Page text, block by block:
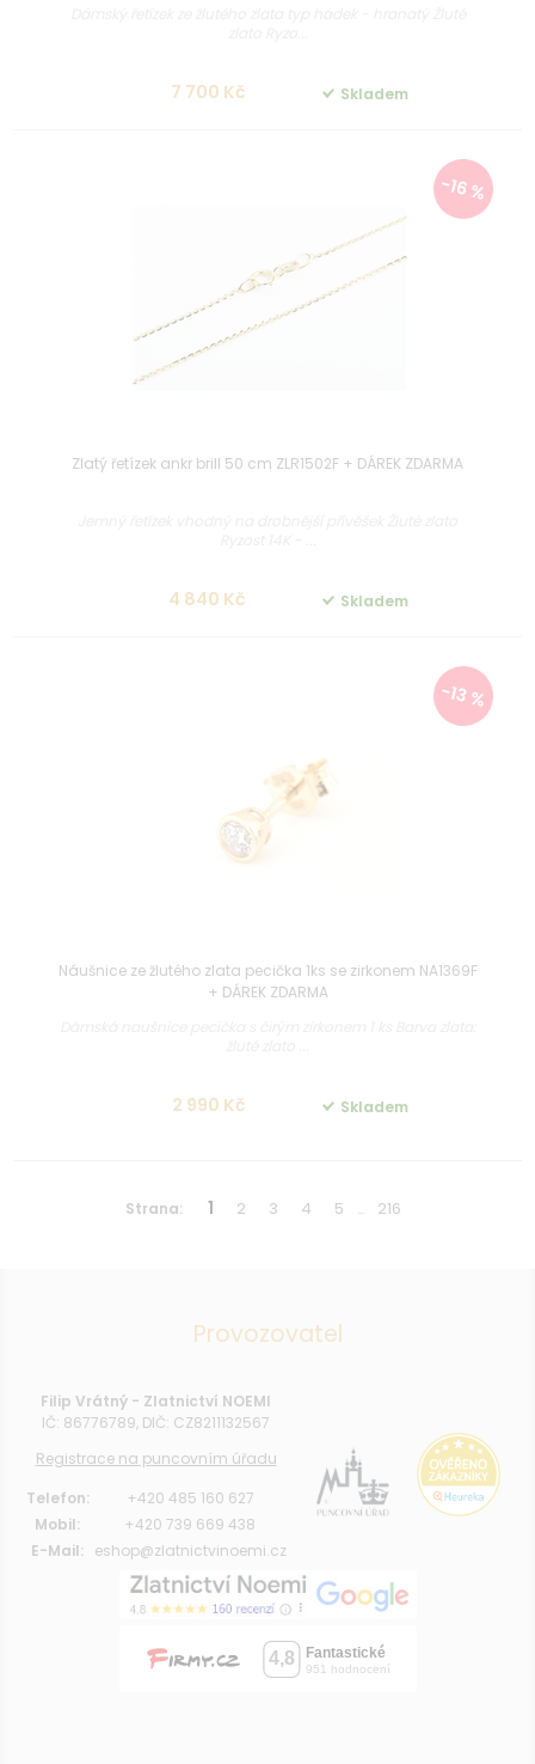
7 700 Kč Skladem
-16 %
Zlatý řetízek ankr brill 50 cm ZLR1502F + DÁREK ZDARMA
4 840 Kč Skladem
-13 %
Náušnice ze žlutého zlata pecička 1ks se zirkonem NA1369F
+ DÁREK ZDARMA
2 990 Kč Skladem
Strana: 1 2 3 4 5 … 216
Provozovatel
Filip Vrátný - Zlatnictví NOEMI
IČ: 86776789, DIČ: CZ8211132567
Registrace na puncovním úřadu
Telefon:
+420 485 160 627
Mobil:
+420 739 669 438
E-Mail:
eshop@zlatnictvinoemi.cz